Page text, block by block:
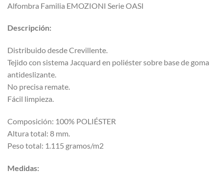
Alfombra Familia EMOZIONI Serie OASI
Descripción:
Distribuido desde Crevillente.
Tejido con sistema Jacquard en poliéster sobre base de goma
antideslizante.
No precisa remate.
Fácil limpieza.
Composición: 100% POLIÉSTER
Altura total: 8 mm.
Peso total: 1.115 gramos/m2
Medidas: